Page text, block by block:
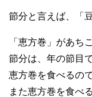
節分と言えば、「
「恵方巻」があち
節分は、年の節目
恵方巻を食べるの
また恵方巻を食べ